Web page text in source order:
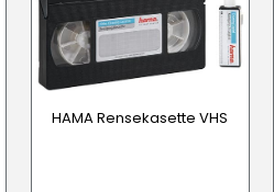
HAMA Rensekasette VHS